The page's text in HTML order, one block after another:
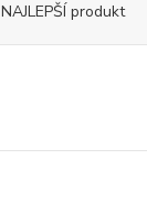
NAJLEPŠÍ produkt